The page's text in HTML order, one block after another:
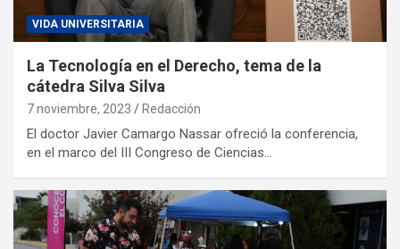
VIDA UNIVERSITARIA
La Tecnología en el Derecho, tema de la
cátedra Silva Silva
7 noviembre, 2023 Redacción
El doctor Javier Camargo Nassar ofreció la conferencia,
en el marco del III Congreso de Ciencias…